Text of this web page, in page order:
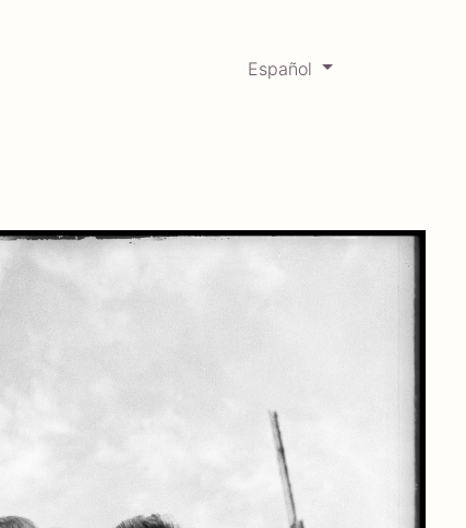
Español